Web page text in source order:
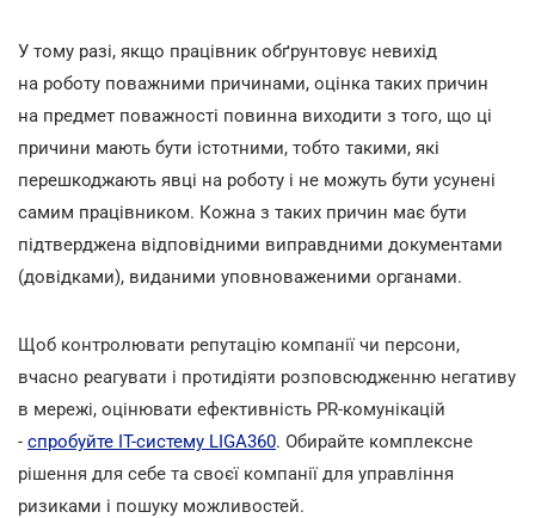
У тому разі, якщо працівник обґрунтовує невихід
на роботу поважними причинами, оцінка таких причин
на предмет поважності повинна виходити з того, що ці
причини мають бути істотними, тобто такими, які
перешкоджають явці на роботу і не можуть бути усунені
самим працівником. Кожна з таких причин має бути
підтверджена відповідними виправдними документами
(довідками), виданими уповноваженими органами.
Щоб контролювати репутацію компанії чи персони,
вчасно реагувати і протидіяти розповсюдженню негативу
в мережі, оцінювати ефективність PR-комунікацій
- спробуйте ІТ-систему LIGA360. Обирайте комплексне
рішення для себе та своєї компанії для управління
ризиками і пошуку можливостей.